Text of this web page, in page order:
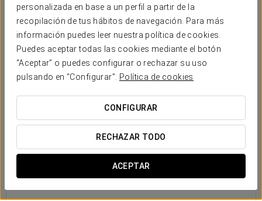
personalizada en base a un perfil a partir de la
recopilación de tus hábitos de navegación. Para más
información puedes leer nuestra política de cookies.
Puedes aceptar todas las cookies mediante el botón
“Aceptar” o puedes configurar o rechazar su uso
pulsando en “Configurar”.
Política de cookies
CONFIGURAR
RECHAZAR TODO
ACEPTAR